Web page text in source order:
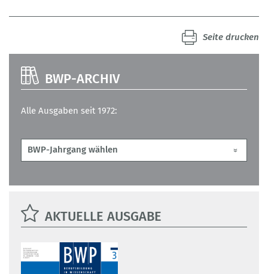
Seite drucken
BWP-ARCHIV
Alle Ausgaben seit 1972:
AKTUELLE AUSGABE